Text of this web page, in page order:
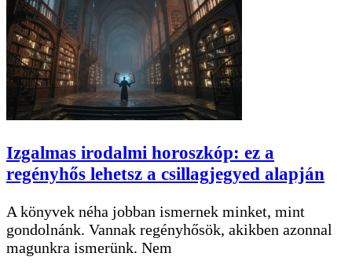
Izgalmas irodalmi horoszkóp: ez a
regényhős lehetsz a csillagjegyed alapján
A könyvek néha jobban ismernek minket, mint
gondolnánk. Vannak regényhősök, akikben azonnal
magunkra ismerünk. Nem